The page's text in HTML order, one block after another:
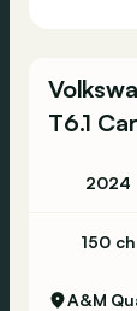
T6.1
2024
150 ch
A&M